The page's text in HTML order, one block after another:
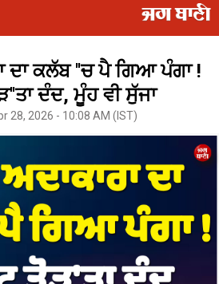
ਦਾ ਕਲੱਬ ''ਚ ਪੈ ਗਿਆ ਪੰਗਾ !
ਦੰਦ, ਮੂੰਹ ਵੀ ਸੁੱਜਾ
28, 2026 - 10:08 AM (IST)